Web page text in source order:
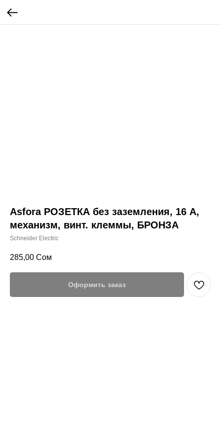
Asfora РОЗЕТКА без заземления, 16 А,
механизм, винт. клеммы, БРОНЗА
Schneider Electric
285,00 Сом
Оформить заказ